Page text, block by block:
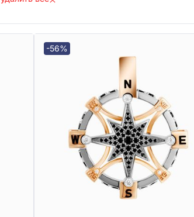
-56%